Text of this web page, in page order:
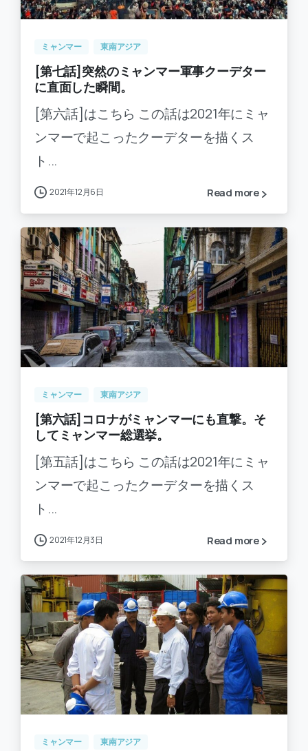
ミャンマー 東南アジア
[第七話]突然のミャンマー軍事クーデター
に直面した瞬間。
[第六話]はこちら この話は2021年にミャ
ンマーで起こったクーデターを描くス
ト...
2021年12月6日 Read more
0 -
ミャンマー 東南アジア
[第六話]コロナがミャンマーにも直撃。そ
してミャンマー総選挙。
[第五話]はこちら この話は2021年にミャ
ンマーで起こったクーデターを描くス
ト...
2021年12月3日 Read more
0 -
ミャンマー 東南アジア